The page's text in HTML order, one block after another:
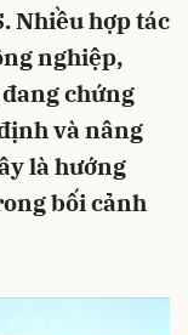
Nhiều hợp tác
nghiệp,
chứng
và nâng
là hướng
bối cảnh